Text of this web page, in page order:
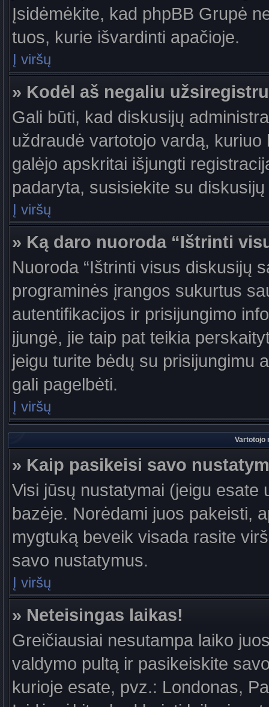
Įsidėmėkite, kad phpBB Grupė
tuos, kurie išvardinti apačioje.
Į viršų
» Kodėl aš negaliu
Gali būti, kad diskusijų
uždraudė vartotojo vardą,
galėjo apskritai išjungti
padaryta, susisiekite su
Į viršų
» Ką daro nuoroda “Ištrinti
Nuoroda “Ištrinti visus diskusijų
programinės įrangos sukurtus
autentifikacijos ir prisijungimo
įjungė, jie taip pat teikia
jeigu turite bėdų su prisijungimu
gali pagelbėti.
Į viršų
Vartotojo
» Kaip pasikeisi savo
Visi jūsų nustatymai (jeigu
bazėje. Norėdami juos pakeisti,
mygtuką beveik visada rasite
savo nustatymus.
Į viršų
» Neteisingas laikas!
Greičiausiai nesutampa laiko
valdymo pultą ir pasikeiskite
kurioje esate, pvz.: Londonas,